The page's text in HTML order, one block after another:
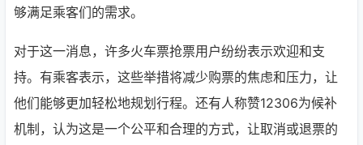
够满足乘客们的需求。
对于这一消息，许多火车票抢票用户纷纷表示欢迎和支
持。有乘客表示，这些举措将减少购票的焦虑和压力，让
他们能够更加轻松地规划行程。还有人称赞12306为候补
机制，认为这是一个公平和合理的方式，让取消或退票的